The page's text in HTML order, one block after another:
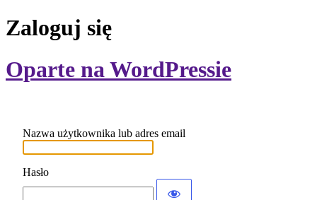
Zaloguj się
Oparte na WordPressie
Nazwa użytkownika lub adres email
Hasło